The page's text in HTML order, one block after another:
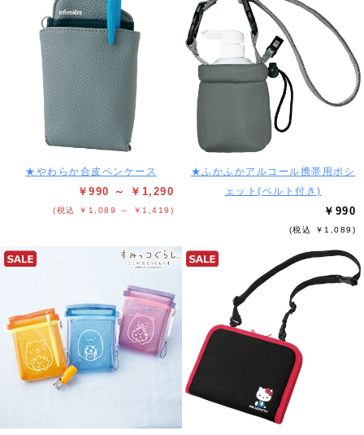
★やわらか合皮ペンケース
￥990 ～ ￥1,290
(税込 ￥1,089 ～ ￥1,419)
★ふかふかアルコール携帯用ポシ
ェット(ベルト付き)
￥990
(税込 ￥1,089)